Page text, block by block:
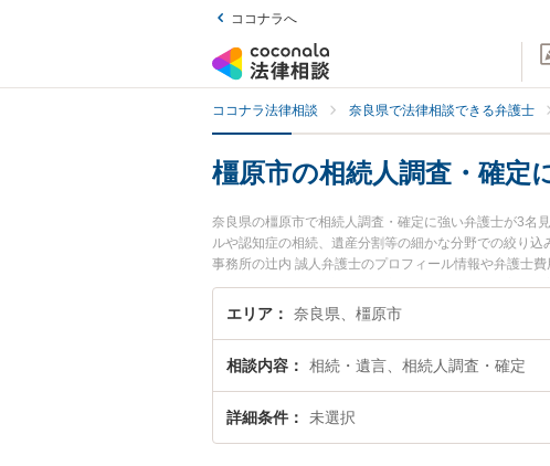
ココナラへ
ココナラ法律相談 奈良県で法律相談できる弁護士
橿原市の相続人調査・確定
奈良県の橿原市で相続人調査・確定に強い弁護士が3名
ルや認知症の相続、遺産分割等の細かな分野での絞り
事務所の辻内 誠人弁護士のプロフィール情報や弁護士
談したい』『相続人調査・確定のトラブル解決の実績
い』などでお困りの相談者さんにおすすめです。
エリア 奈良県、橿原市
相談内容 相続・遺言、相続人調査・確定
詳細条件 未選択